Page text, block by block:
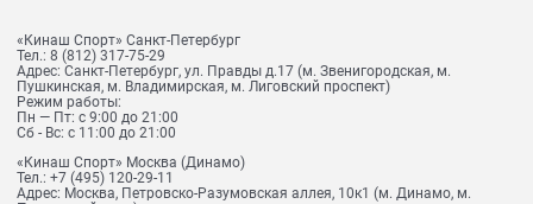
«Кинаш Спорт» Санкт-Петербург
Тел.: 8 (812) 317-75-29
Адрес: Санкт-Петербург, ул. Правды д.17 (м. Звенигородская, м.
Пушкинская, м. Владимирская, м. Лиговский проспект)
Режим работы:
Пн — Пт: с 9:00 до 21:00
Сб - Вс: с 11:00 до 21:00
«Кинаш Спорт» Москва (Динамо)
Тел.: +7 (495) 120-29-11
Адрес: Москва, Петровско-Разумовская аллея, 10к1 (м. Динамо, м.